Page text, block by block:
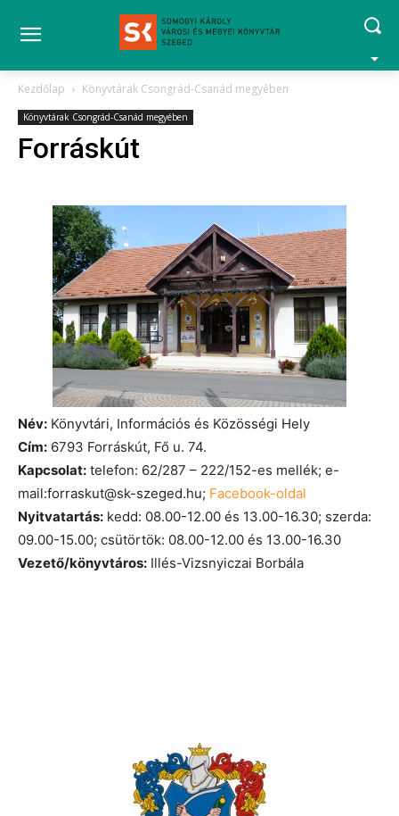
Kezdőlap Könyvtárak Csongrád-Csanád megyében
Könyvtárak Csongrád-Csanád megyében
Forráskút
Név: Könyvtári, Információs és Közösségi Hely
Cím: 6793 Forráskút, Fő u. 74.
Kapcsolat: telefon: 62/287 – 222/152-es mellék; e-
mail:forraskut@sk-szeged.hu; Facebook-oldal
Nyitvatartás: kedd: 08.00-12.00 és 13.00-16.30; szerda:
09.00-15.00; csütörtök: 08.00-12.00 és 13.00-16.30
Vezető/könyvtáros: Illés-Vizsnyiczai Borbála